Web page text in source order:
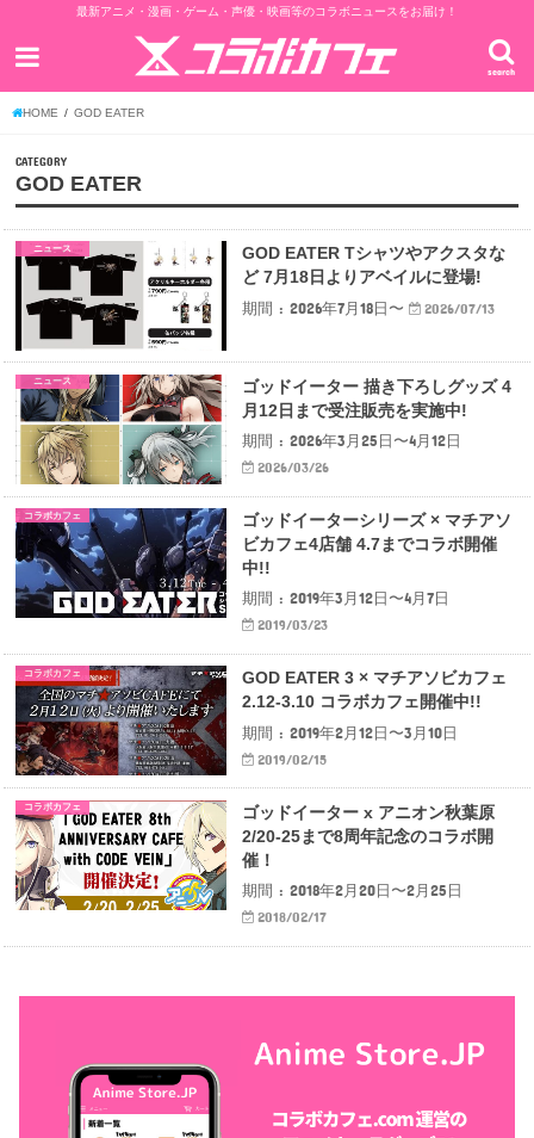
最新アニメ・漫画・ゲーム・声優・映画等のコラボニュースをお届け！
search
HOME GOD EATER
CATEGORY
GOD EATER
ニュース
GOD EATER Tシャツやアクスタな
ど 7月18日よりアベイルに登場!
期間 : 2026年7月18日〜
2026/07/13
ニュース
ゴッドイーター 描き下ろしグッズ 4
月12日まで受注販売を実施中!
期間 : 2026年3月25日〜4月12日
2026/03/26
コラボカフェ
ゴッドイーターシリーズ × マチアソ
ビカフェ4店舗 4.7までコラボ開催
中!!
期間 : 2019年3月12日〜4月7日
2019/03/23
コラボカフェ
GOD EATER 3 × マチアソビカフェ
2.12-3.10 コラボカフェ開催中!!
期間 : 2019年2月12日〜3月10日
2019/02/15
コラボカフェ
ゴッドイーター x アニオン秋葉原
2/20-25まで8周年記念のコラボ開
催！
期間 : 2018年2月20日〜2月25日
2018/02/17